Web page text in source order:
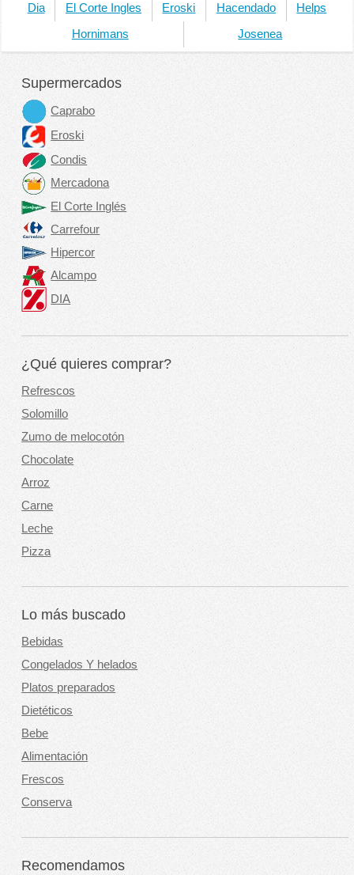
Dia El Corte Ingles Eroski Hacendado Helps
Hornimans Josenea
Supermercados
Caprabo
Eroski
Condis
Mercadona
El Corte Inglés
Carrefour
Hipercor
Alcampo
DIA
¿Qué quieres comprar?
Refrescos
Solomillo
Zumo de melocotón
Chocolate
Arroz
Carne
Leche
Pizza
Lo más buscado
Bebidas
Congelados Y helados
Platos preparados
Dietéticos
Bebe
Alimentación
Frescos
Conserva
Recomendamos